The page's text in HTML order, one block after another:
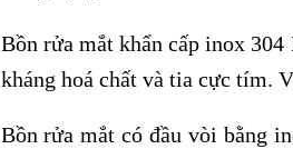
Bồn rửa mắt khẩn cấp inox 304
kháng hoá chất và tia cực tím.
Bồn rửa mắt có đầu vòi bằng